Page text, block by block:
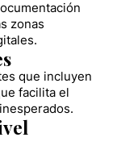
zonas
que incluyen
facilita el